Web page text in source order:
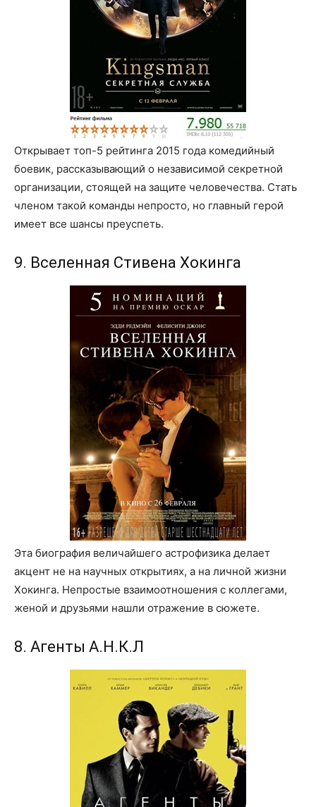
Открывает топ-5 рейтинга 2015 года комедийный
боевик, рассказывающий о независимой секретной
организации, стоящей на защите человечества. Стать
членом такой команды непросто, но главный герой
имеет все шансы преуспеть.
9. Вселенная Стивена Хокинга
Эта биография величайшего астрофизика делает
акцент не на научных открытиях, а на личной жизни
Хокинга. Непростые взаимоотношения с коллегами,
женой и друзьями нашли отражение в сюжете.
8. Агенты А.Н.К.Л